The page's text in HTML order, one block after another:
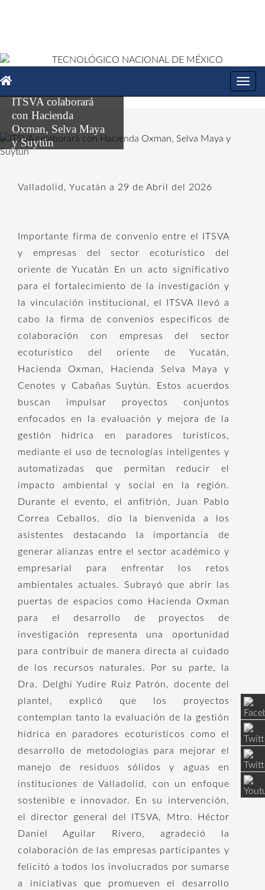
ITSVA colaborará
con Hacienda
Oxman, Selva Maya
y Suytún
Valladolid, Yucatán a 29 de Abril del 2026
Importante firma de convenio entre el ITSVA
y empresas del sector ecoturístico del
oriente de Yucatán En un acto significativo
para el fortalecimiento de la investigación y
la vinculación institucional, el ITSVA llevó a
cabo la firma de convenios específicos de
colaboración con empresas del sector
ecoturístico del oriente de Yucatán,
Hacienda Oxman, Hacienda Selva Maya y
Cenotes y Cabañas Suytún. Estos acuerdos
buscan impulsar proyectos conjuntos
enfocados en la evaluación y mejora de la
gestión hídrica en paradores turísticos,
mediante el uso de tecnologías inteligentes y
automatizadas que permitan reducir el
impacto ambiental y social en la región.
Durante el evento, el anfitrión, Juan Pablo
Correa Ceballos, dio la bienvenida a los
asistentes destacando la importancia de
generar alianzas entre el sector académico y
empresarial para enfrentar los retos
ambientales actuales. Subrayó que abrir las
puertas de espacios como Hacienda Oxman
para el desarrollo de proyectos de
investigación representa una oportunidad
para contribuir de manera directa al cuidado
de los recursos naturales. Por su parte, la
Dra. Delghi Yudire Ruiz Patrón, docente del
plantel, explicó que los proyectos
contemplan tanto la evaluación de la gestión
hídrica en paradores ecoturísticos como el
desarrollo de metodologías para mejorar el
manejo de residuos sólidos y aguas en
instituciones de Valladolid, con un enfoque
sostenible e innovador. En su intervención,
el director general del ITSVA, Mtro. Héctor
Daniel Aguilar Rivero, agradeció la
colaboración de las empresas participantes y
felicitó a todos los involucrados por sumarse
a iniciativas que promueven el desarrollo